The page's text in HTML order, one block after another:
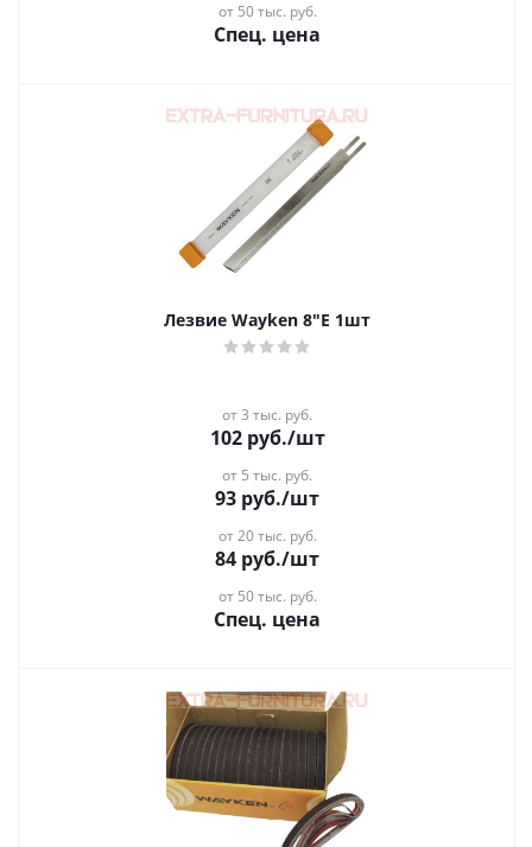
от 50 тыс. руб.
Спец. цена
Лезвие Wayken 8"Е 1шт
от 3 тыс. руб.
102руб./шт
от 5 тыс. руб.
93 руб./шт
от 20 тыс. руб.
84 руб./шт
от 50 тыс. руб.
Спец. цена